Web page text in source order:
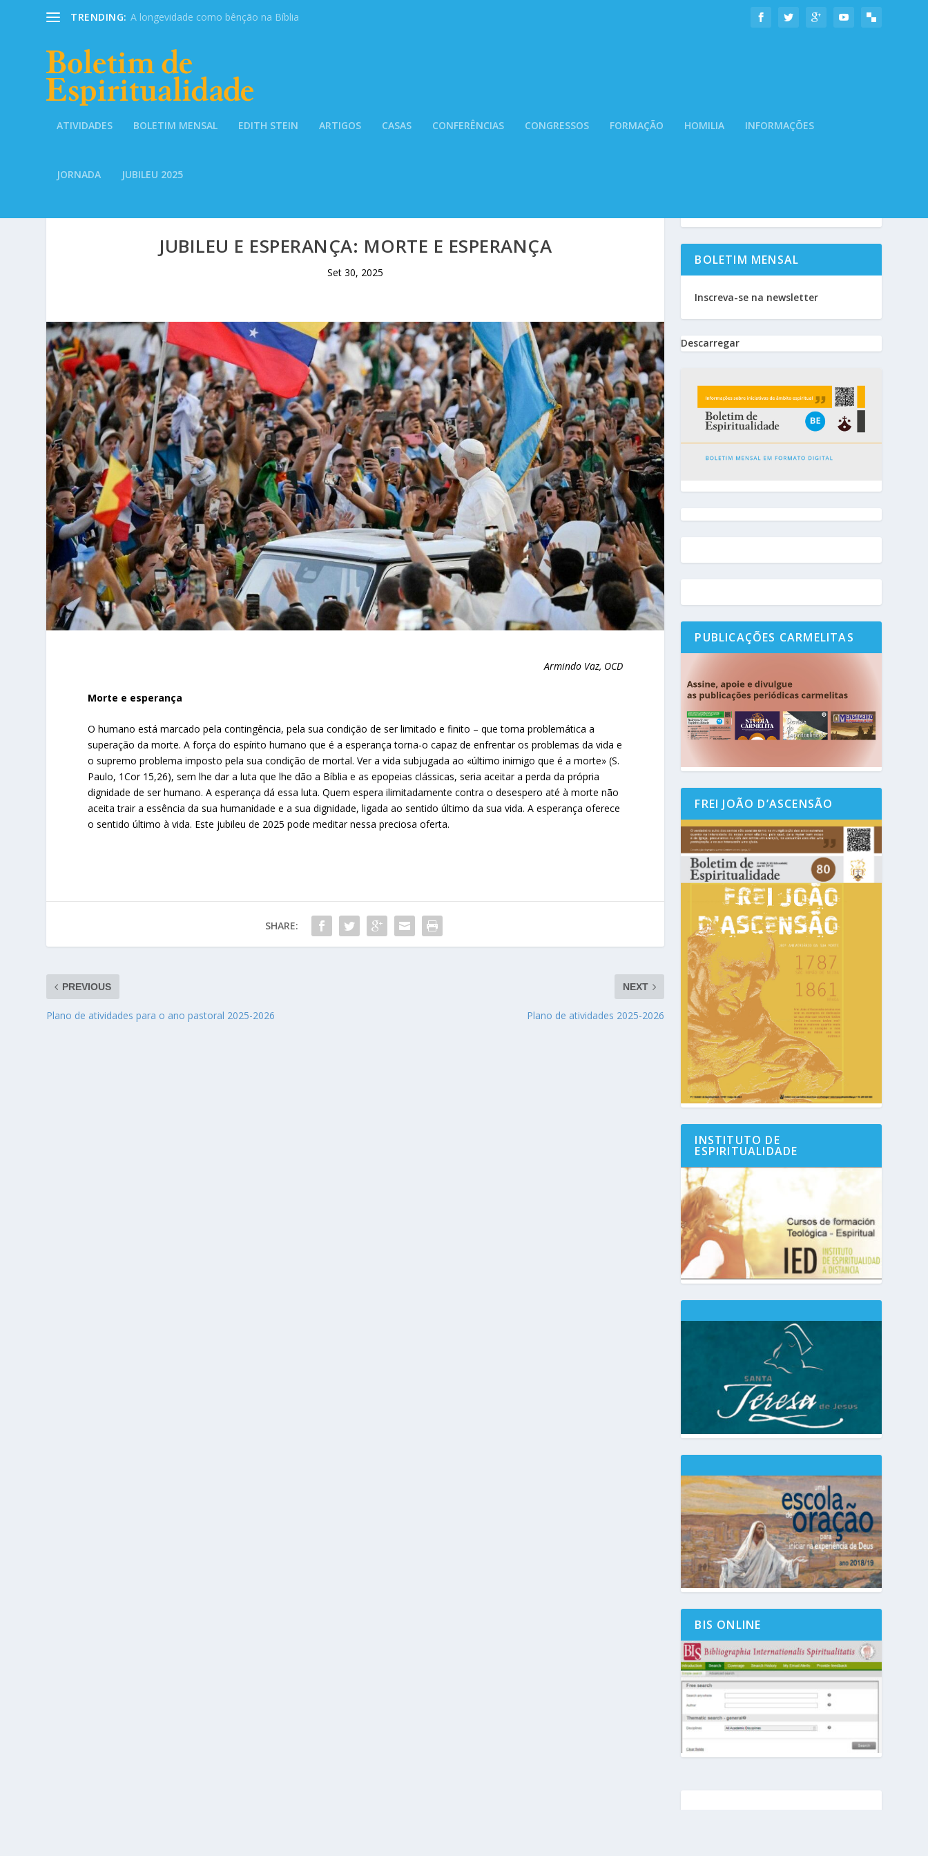
TRENDING: A longevidade como bênção na Bíblia
ATIVIDADES BOLETIM MENSAL EDITH STEIN ARTIGOS CASAS CONFERÊNCIAS CONGRESSOS FORMAÇÃO HOMILIA INFORMAÇÕES
JORNADA JUBILEU 2025
JUBILEU E ESPERANÇA: MORTE E ESPERANÇA
Set 30, 2025
Armindo Vaz, OCD
Morte e esperança
O humano está marcado pela contingência, pela sua condição de ser limitado e finito – que torna problemática a
superação da morte. A força do espírito humano que é a esperança torna-o capaz de enfrentar os problemas da vida e
o supremo problema imposto pela sua condição de mortal. Ver a vida subjugada ao «último inimigo que é a morte» (S.
Paulo, 1Cor 15,26), sem lhe dar a luta que lhe dão a Bíblia e as epopeias clássicas, seria aceitar a perda da própria
dignidade de ser humano. A esperança dá essa luta. Quem espera ilimitadamente contra o desespero até à morte não
aceita trair a essência da sua humanidade e a sua dignidade, ligada ao sentido último da sua vida. A esperança oferece
o sentido último à vida. Este jubileu de 2025 pode meditar nessa preciosa oferta.
SHARE:
PREVIOUS
Plano de atividades para o ano pastoral 2025-2026
NEXT
Plano de atividades 2025-2026
BOLETIM MENSAL
Inscreva-se na newsletter
Descarregar
PUBLICAÇÕES CARMELITAS
FREI JOÃO D’ASCENSÃO
INSTITUTO DE
ESPIRITUALIDADE
BIS ONLINE